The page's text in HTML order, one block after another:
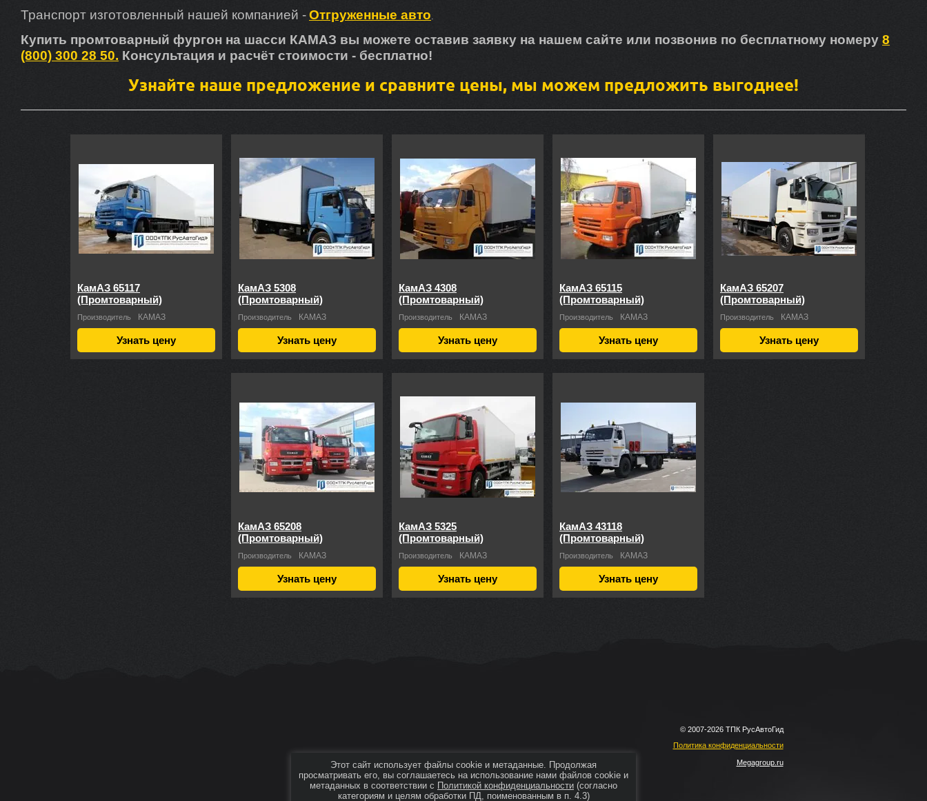
Транспорт изготовленный нашей компанией -Отгруженные авто.
Купить промтоварный фургон на шасси КАМАЗ вы можете оставив заявку на нашем сайте или позвонив по бесплатному номеру 8
(800) 300 28 50. Консультация и расчёт стоимости - бесплатно!
Узнайте наше предложение и сравните цены, мы можем предложить выгоднее!
КамАЗ 65117
(Промтоварный)
Производитель КАМАЗ
Узнать цену
КамАЗ 5308
(Промтоварный)
Производитель КАМАЗ
Узнать цену
КамАЗ 4308
(Промтоварный)
Производитель КАМАЗ
Узнать цену
КамАЗ 65115
(Промтоварный)
Производитель КАМАЗ
Узнать цену
КамАЗ 65207
(Промтоварный)
Производитель КАМАЗ
Узнать цену
КамАЗ 65208
(Промтоварный)
Производитель КАМАЗ
Узнать цену
КамАЗ 5325
(Промтоварный)
Производитель КАМАЗ
Узнать цену
КамАЗ 43118
(Промтоварный)
Производитель КАМАЗ
Узнать цену
© 2007-2026 ТПК РусАвтоГид
Политика конфиденциальности
Megagroup.ru
Этот сайт использует файлы cookie и метаданные. Продолжая
просматривать его, вы соглашаетесь на использование нами файлов cookie и
метаданных в соответствии с Политикой конфиденциальности (согласно
категориям и целям обработки ПД, поименованным в п. 4.3)